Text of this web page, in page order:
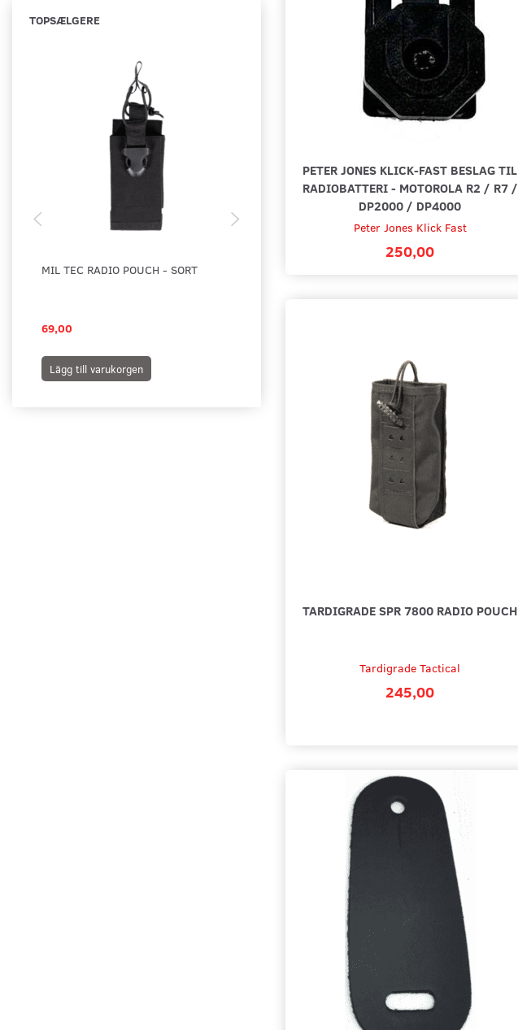
TOPSÆLGERE
MIL TEC RADIO POUCH - SORT
69,00
Lägg till varukorgen
PETER JONES KLICK-FAST BESLAG TIL
RADIOBATTERI - MOTOROLA R2 / R7 /
DP2000 / DP4000
Peter Jones Klick Fast
250,00
TARDIGRADE SPR 7800 RADIO POUCH
Tardigrade Tactical
245,00